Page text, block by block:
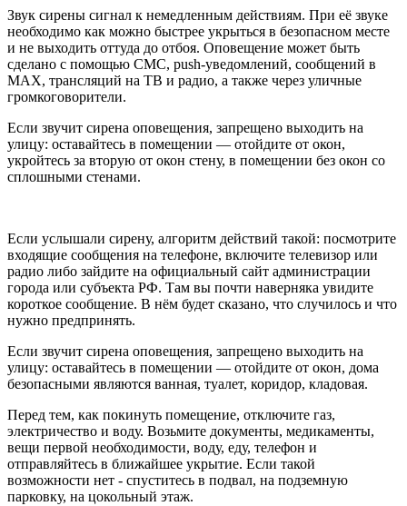
Звук сирены сигнал к немедленным действиям. При её звуке
необходимо как можно быстрее укрыться в безопасном месте
и не выходить оттуда до отбоя. Оповещение может быть
сделано с помощью СМС, push-уведомлений, сообщений в
МАХ, трансляций на ТВ и радио, а также через уличные
громкоговорители.
Если звучит сирена оповещения, запрещено выходить на
улицу: оставайтесь в помещении — отойдите от окон,
укройтесь за вторую от окон стену, в помещении без окон со
сплошными стенами.
Если услышали сирену, алгоритм действий такой: посмотрите
входящие сообщения на телефоне, включите телевизор или
радио либо зайдите на официальный сайт администрации
города или субъекта РФ. Там вы почти наверняка увидите
короткое сообщение. В нём будет сказано, что случилось и что
нужно предпринять.
Если звучит сирена оповещения, запрещено выходить на
улицу: оставайтесь в помещении — отойдите от окон, дома
безопасными являются ванная, туалет, коридор, кладовая.
Перед тем, как покинуть помещение, отключите газ,
электричество и воду. Возьмите документы, медикаменты,
вещи первой необходимости, воду, еду, телефон и
отправляйтесь в ближайшее укрытие. Если такой
возможности нет - спуститесь в подвал, на подземную
парковку, на цокольный этаж.